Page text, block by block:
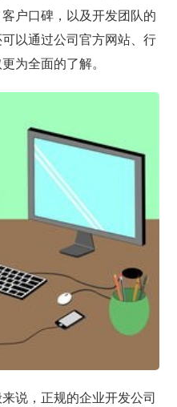
户口碑，以及开发团队的
以通过公司官方网站、行
为全面的了解。
说，正规的企业开发公司